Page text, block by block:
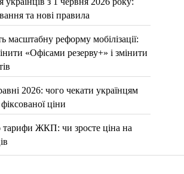
та нові правила
масштабну реформу мобілізації:
«Офісами резерву+» і змінити
2026: чого чекати українцям
ціни
ЖКП: чи зросте ціна на